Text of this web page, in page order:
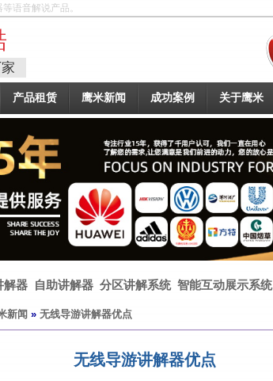
语音解说产品。
产品租赁 鹰米新闻 成功案例 关于鹰米
解器 自助讲解器 分区讲解系统 智能互动展示系统
新闻 » 无线导游讲解器优点
无线导游讲解器优点